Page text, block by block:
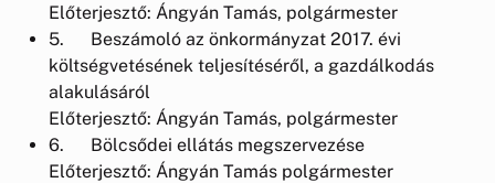
Előterjesztő: Ángyán Tamás, polgármester
5. Beszámoló az önkormányzat 2017. évi
költségvetésének teljesítéséről, a gazdálkodás
alakulásáról
Előterjesztő: Ángyán Tamás, polgármester
6. Bölcsődei ellátás megszervezése
Előterjesztő: Ángyán Tamás polgármester